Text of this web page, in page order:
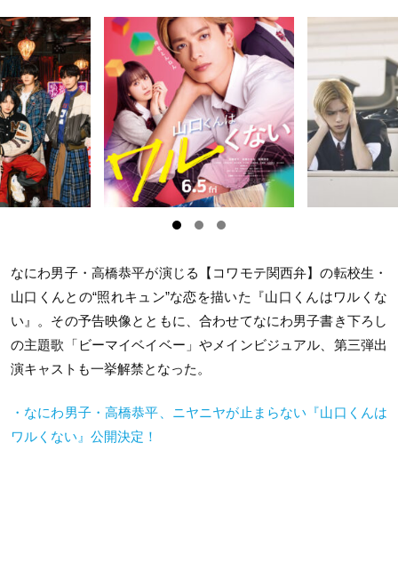
なにわ男子・高橋恭平が演じる【コワモテ関西弁】の転校生・
山口くんとの“照れキュン”な恋を描いた『山口くんはワルくな
い』。その予告映像とともに、合わせてなにわ男子書き下ろし
の主題歌「ビーマイベイベー」やメインビジュアル、第三弾出
演キャストも一挙解禁となった。
・なにわ男子・高橋恭平、ニヤニヤが止まらない『山口くんは
ワルくない』公開決定！